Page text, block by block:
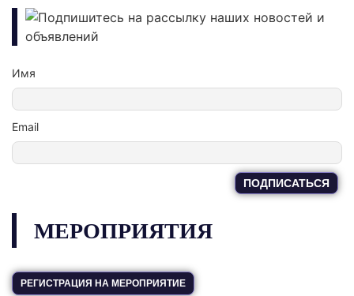
Подпишитесь на рассылку наших новостей и
объявлений
Имя
Email
МЕРОПРИЯТИЯ
РЕГИСТРАЦИЯ НА МЕРОПРИЯТИЕ